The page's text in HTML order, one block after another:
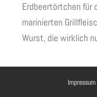
Erdbeertörtchen für
marinierten
Wurst, die wirklich
Impressum